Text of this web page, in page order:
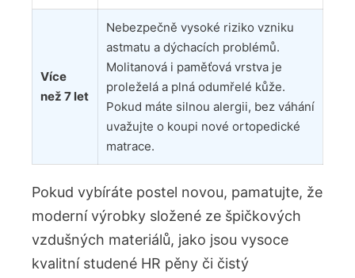
Více
než 7 let
Nebezpečně vysoké riziko vzniku
astmatu a dýchacích problémů.
Molitanová i paměťová vrstva je
proleželá a plná odumřelé kůže.
Pokud máte silnou alergii, bez váhání
uvažujte o koupi nové ortopedické
matrace.
Pokud vybíráte postel novou, pamatujte, že
moderní výrobky složené ze špičkových
vzdušných materiálů, jako jsou vysoce
kvalitní studené HR pěny či čistý